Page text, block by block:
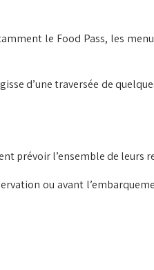
le Food Pass, les
d’une traversée de
prévoir l’ensemble de leurs
ou avant